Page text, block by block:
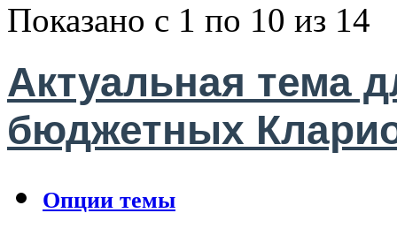
Показано с 1 по 10 из 14
Актуальная тема
бюджетных
Опции темы